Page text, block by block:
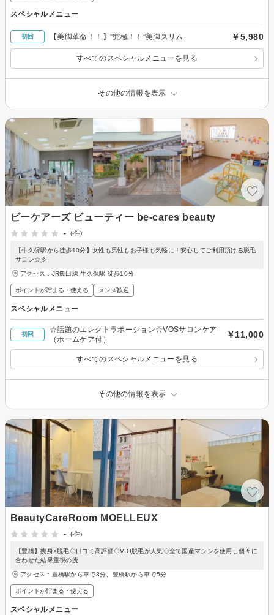
スペシャルメニュー
初回 【美脚革命！！】”究極！！”美脚スリム ￥5,980
すべてのスペシャルメニューを見る
その他の情報を表示
ビーケアーズ ビューティー be-cares beauty
-
(-件)
【牛久保駅から徒歩10分】女性も男性もお子様も気軽に！安心してご利用頂ける脱毛
サロン☆彡
アクセス：JR飯田線 牛久保駅 徒歩10分
ポイントが貯まる・使える メンズ歓迎
スペシャルメニュー
初回
☆話題のエレクトラポーション☆VOSサロンケア
（ホームケア付）
￥11,000
すべてのスペシャルメニューを見る
その他の情報を表示
BeautyCareRoom MOELLEUX
-
(-件)
【豊橋】痩身×脱毛◇口コミ高評価◇VIO脱毛が人気◇全て国産マシンを使用し個々に
合わせた結果重視の痩
アクセス：豊橋駅から車で3分、豊橋駅から車で5分
ポイントが貯まる・使える
スペシャルメニュー